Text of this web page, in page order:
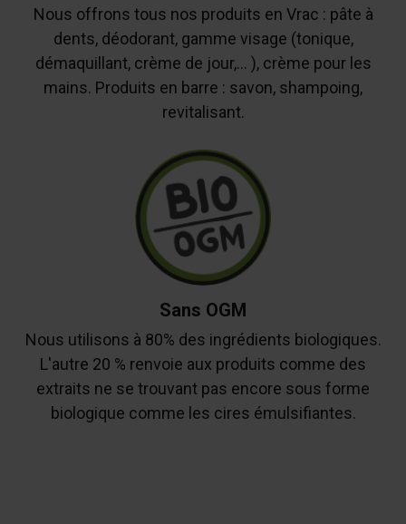
Nous offrons tous nos produits en Vrac : pâte à
dents, déodorant, gamme visage (tonique,
démaquillant, crème de jour,... ), crème pour les
mains. Produits en barre : savon, shampoing,
revitalisant.
Sans OGM
Nous utilisons à 80% des ingrédients biologiques.
L'autre 20 % renvoie aux produits comme des
extraits ne se trouvant pas encore sous forme
biologique comme les cires émulsifiantes.